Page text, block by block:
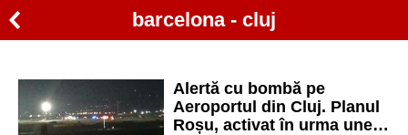
barcelona - cluj
Alertă cu bombă pe
Aeroportul din Cluj. Planul
Roșu, activat în urma unei